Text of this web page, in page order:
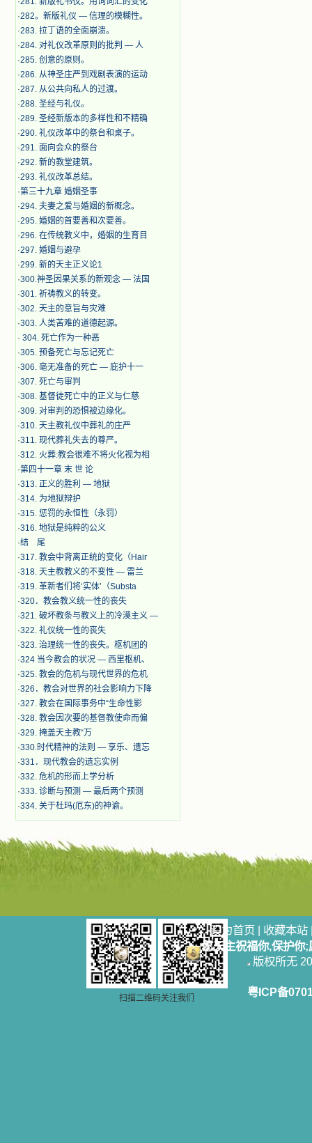
·282。新版礼仪 — 信理的模糊性。
·283. 拉丁语的全面崩溃。
·284. 对礼仪改革原则的批判 — 人
·285. 创意的原则。
·286. 从神圣庄严到戏剧表演的运动
·287. 从公共向私人的过渡。
·288. 圣经与礼仪。
·289. 圣经新版本的多样性和不精确
·290. 礼仪改革中的祭台和桌子。
·291. 面向会众的祭台
·292. 新的教堂建筑。
·293. 礼仪改革总结。
·第三十九章 婚姻圣事
·294. 夫妻之爱与婚姻的新概念。
·295. 婚姻的首要善和次要善。
·296. 在传统教义中，婚姻的生育目
·297. 婚姻与避孕
·299. 新的天主正义论1
·300.神圣因果关系的新观念 — 法国
·301. 祈祷教义的转变。
·302. 天主的意旨与灾难
·303. 人类苦难的道德起源。
· 304. 死亡作为一种恶
·305. 预备死亡与忘记死亡
·306. 毫无准备的死亡 — 庇护十一
·307. 死亡与审判
·308. 基督徒死亡中的正义与仁慈
·309. 对审判的恐惧被边缘化。
·310. 天主教礼仪中葬礼的庄严
·311. 现代葬礼失去的尊严。
·312. 火葬:教会很难不将火化视为相
·第四十一章 末 世 论
·313. 正义的胜利 — 地狱
·314. 为地狱辩护
·315. 惩罚的永恒性（永罚）
·316. 地狱是纯粹的公义
·结 尾
·317. 教会中背离正统的变化（Hair
·318. 天主教教义的不变性 — 雷兰
·319. 革新者们将‘实体’（Substa
·320．教会教义统一性的丧失
·321. 破坏教条与教义上的冷漠主义 —
·322. 礼仪统一性的丧失
·323. 治理统一性的丧失。枢机团的
·324 当今教会的状况 — 西里枢机、
·325. 教会的危机与现代世界的危机
·326．教会对世界的社会影响力下降
·327. 教会在国际事务中“生命性影
·328. 教会因次要的基督教使命而偏
·329. 掩盖天主教“万
·330.时代精神的法则 — 享乐、遗忘
·331．现代教会的遗忘实例
·332. 危机的形而上学分析
·333. 诊断与预测 — 最后两个预测
·334. 关于杜玛(厄东)的神谕。
扫描二维码关注我们
设为首页 | 收藏本站
愿天主祝福你,保护你
版权所无
粤ICP备